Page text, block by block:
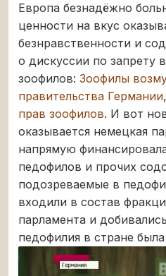
Европа безнадёжно
ценности на вкус
безнравственности и
о дискуссии по запрету
зоофилов: Зоофилы
правительства Германии,
прав зоофилов. И вот
оказывается немецкая
напрямую
педофилов и прочих
подозреваемые в
входили в состав
парламента и
педофилия в стране была